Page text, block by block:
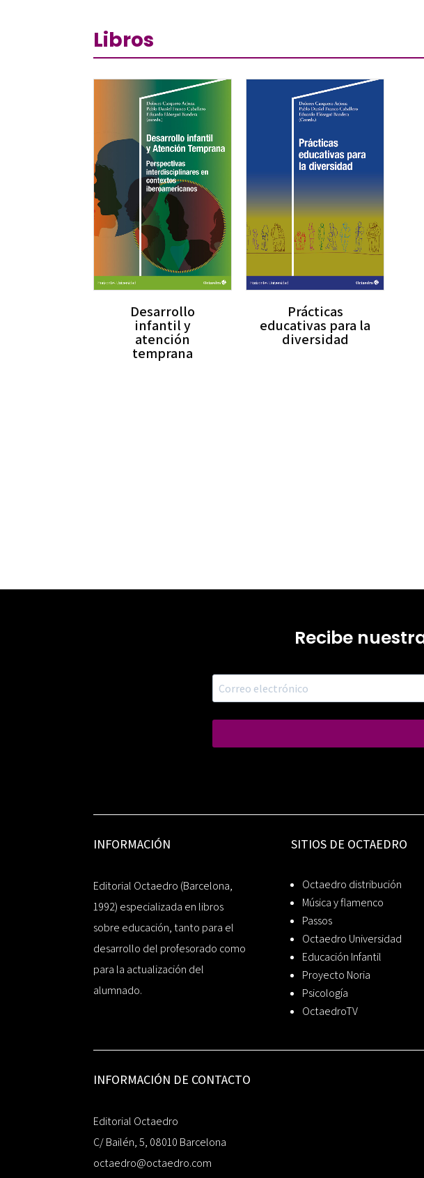
Libros
Desarrollo
infantil y
atención
temprana
Prácticas
educativas para la
diversidad
Recibe
INFORMACIÓN
Editorial Octaedro (Barcelona,
1992) especializada en libros
sobre educación, tanto para el
desarrollo del profesorado como
para la actualización del
alumnado.
SITIOS DE OCTAEDRO
Octaedro distribución
Música y flamenco
Passos
Octaedro Universidad
Educación Infantil
Proyecto Noria
Psicología
OctaedroTV
INFORMACIÓN DE CONTACTO
Editorial Octaedro
C/ Bailén, 5, 08010 Barcelona
octaedro@octaedro.com